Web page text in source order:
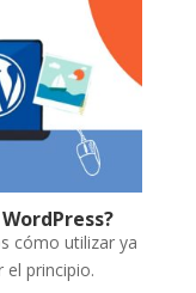
cómo utilizar ya
el principio.